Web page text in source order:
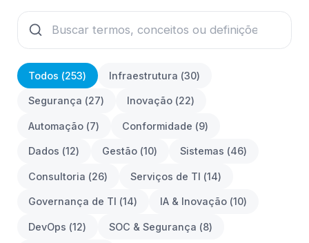
Todos (253) Infraestrutura (30)
Segurança (27) Inovação (22)
Automação (7) Conformidade (9)
Dados (12) Gestão (10) Sistemas (46)
Consultoria (26) Serviços de TI (14)
Governança de TI (14) IA & Inovação (10)
DevOps (12) SOC & Segurança (8)